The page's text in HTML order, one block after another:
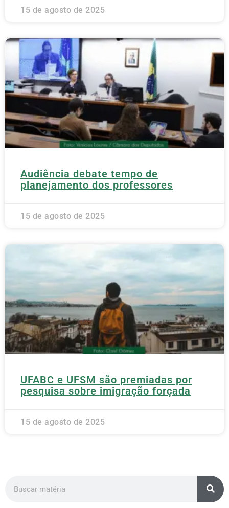
15 de agosto de 2025
Audiência debate tempo de
planejamento dos professores
15 de agosto de 2025
UFABC e UFSM são premiadas por
pesquisa sobre imigração forçada
15 de agosto de 2025